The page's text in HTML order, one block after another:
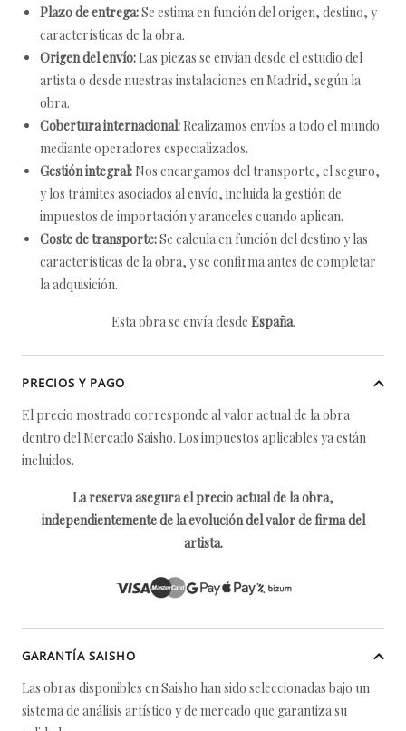
Plazo de entrega:Se estima en función del origen, destino, y
características de la obra.
Origen del envío: Las piezas se envían desde el estudio del
artista o desde nuestras instalaciones en Madrid, según la
obra.
Cobertura internacional: Realizamos envíos a todo el mundo
mediante operadores especializados.
Gestión integral: Nos encargamos del transporte, el seguro,
y los trámites asociados al envío, incluida la gestión de
impuestos de importación y aranceles cuando aplican.
Coste de transporte:Se calcula en función del destino y las
características de la obra, y se confirma antes de completar
la adquisición.
Esta obra se envía desde España.
PRECIOS Y PAGO
El precio mostrado corresponde al valor actual de la obra
dentro del Mercado Saisho. Los impuestos aplicables ya están
incluidos.
La reserva asegura el precio actual de la obra,
independientemente de la evolución del valor de firma del
artista.
GARANTÍA SAISHO
Las obras disponibles en Saisho han sido seleccionadas bajo un
sistema de análisis artístico y de mercado que garantiza su